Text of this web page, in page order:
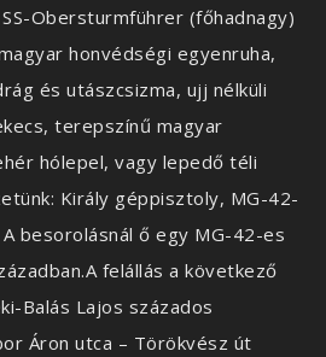
Obersturmführer (főhadnagy)
honvédségi egyenruha,
és utászcsizma, ujj nélküli
terepszínű magyar
hólepel, vagy lepedő téli
Király géppisztoly, MG-42-
besorolásnál ő egy MG-42-es
felállás a következő
Balás Lajos százados
Áron utca – Törökvész út